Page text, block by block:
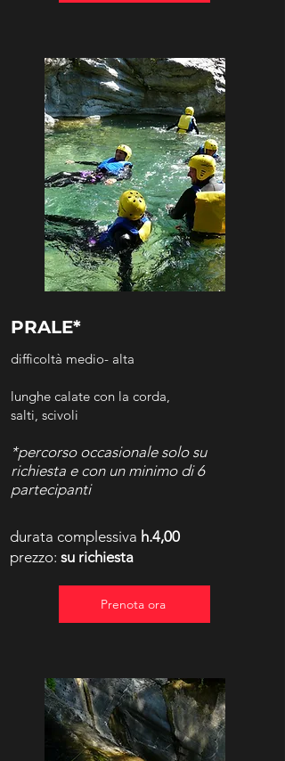
PRALE*
difficoltà medio- alta
lunghe calate con la corda,
salti, scivoli
*percorso occasionale solo su
richiesta e con un minimo di6
partecipanti
durata complessiva h.4,00
prezzo: su richiesta
Prenota ora